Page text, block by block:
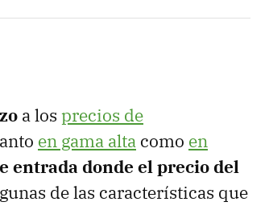
a los precios de
en gama alta como en
entrada donde el precio del
de las características que